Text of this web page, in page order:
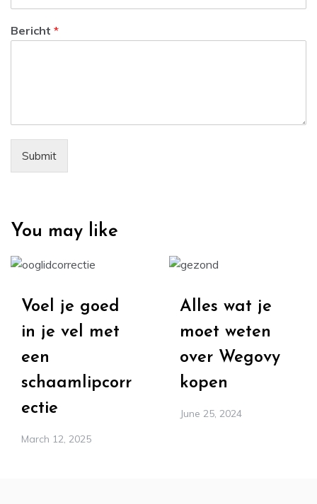
Bericht *
Submit
You may like
Voel je goed
in je vel met
een
schaamlipcorr
ectie
March 12, 2025
Alles wat je
moet weten
over Wegovy
kopen
June 25, 2024